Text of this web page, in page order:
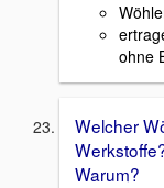
ohne
Welcher
Warum?